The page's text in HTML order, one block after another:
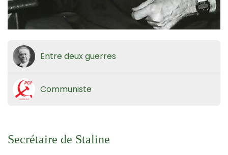
Entre deux guerres
Communiste
Secrétaire de Staline